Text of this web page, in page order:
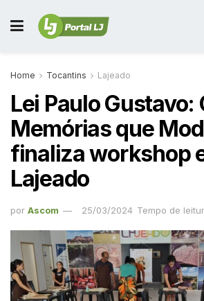
Home Tocantins Lajeado
Lei Paulo Gustavo:
Memórias que
finaliza workshop
Lajeado
por Ascom 25/03/2024 Tempo de